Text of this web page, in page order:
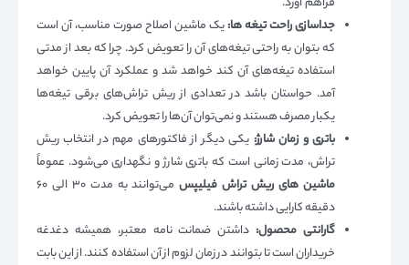
فراهم آورد.
جداسازی راحت تیغه ها: یک ماشین اصلاح صورت مناسب، آن است
که بتوان به راحتی تیغه‌های آن را تعویض کرد. چرا که بعد از مدتی
استفاده تیغه‌های آن کند خواهد شد و عملکرد آن پایین خواهد
آمد. حواستان باشد در تعدادی از ریش تراش‌های برقی تیغه‌ها
یکبار مصرف هستند و نمی‌توان آن‌ها را تعویض کرد.
باتری و زمان شارژ: یکی دیگر از فاکتور‌های مهم در انتخاب ریش
تراش، مدت زمانی است که باتری شارژ و نگهداری می‌شود. عموماً
ماشین های ریش تراش فیلیپس
می‌توانند به مدت ۳۰ الی ۶۰
دقیقه کارایی داشته باشند.
گارانتی محصول: داشتن ضمانت نامه معتبر، همیشه دغدغه
خریداران است تا بتوانند در زمان لزوم از آن استفاده کنند. از این بابت